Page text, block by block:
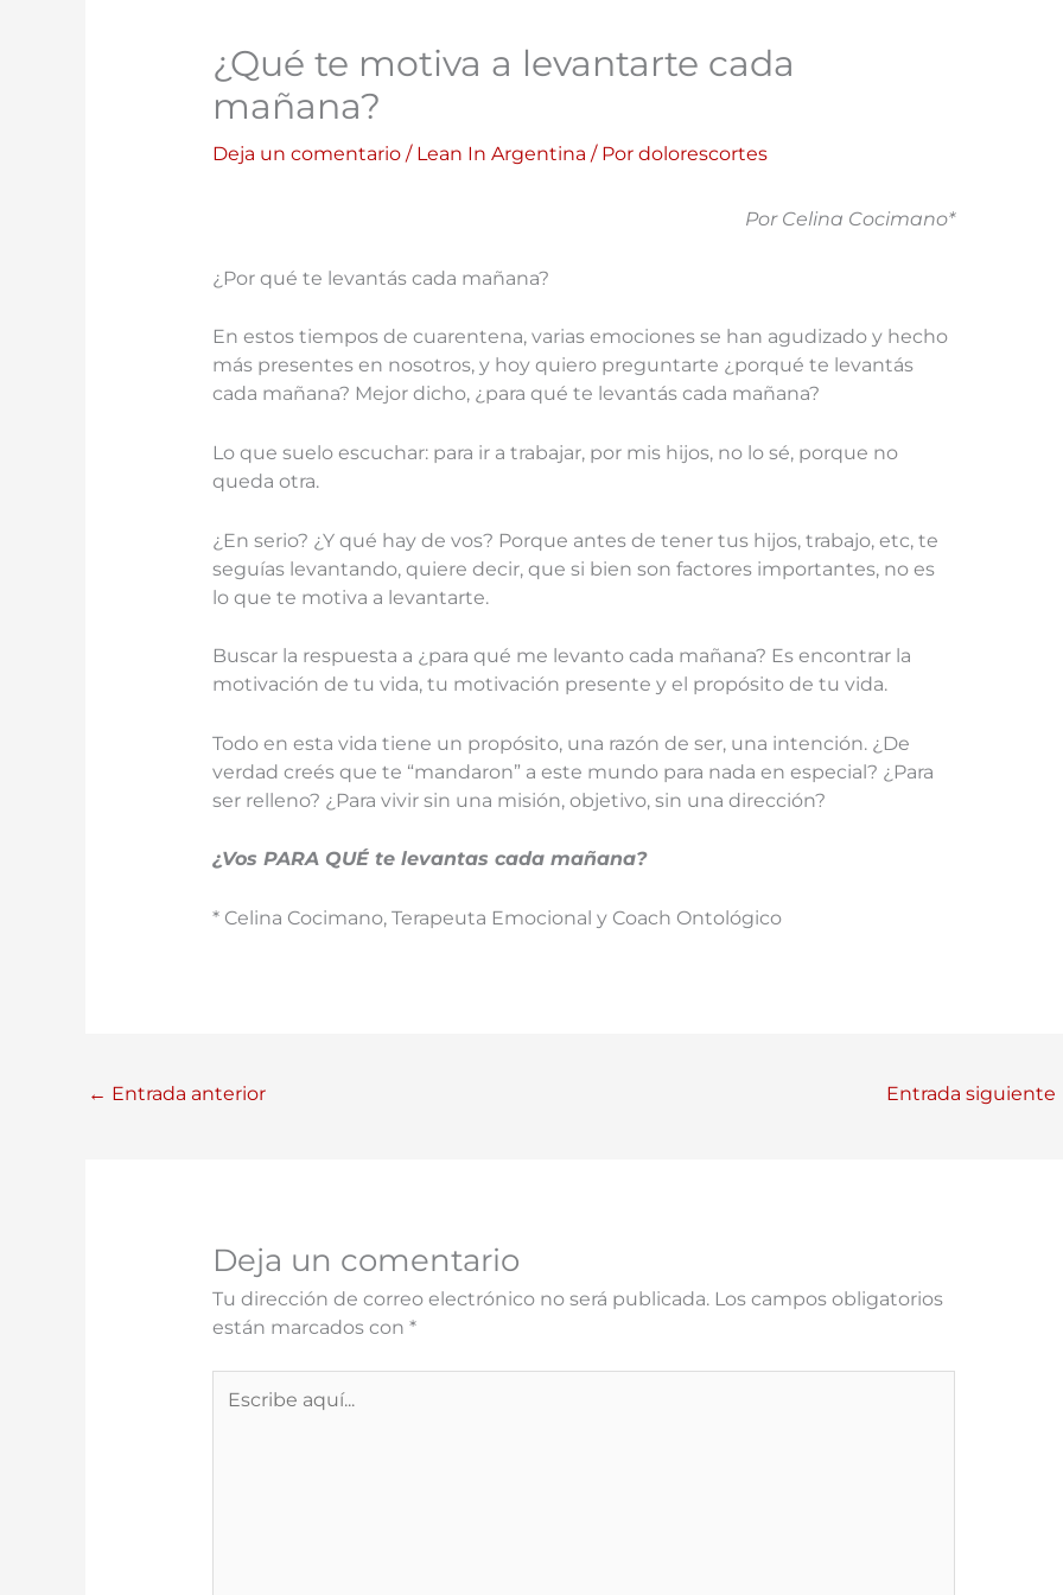
¿Qué te motiva a levantarte cada
mañana?
Deja un comentario / Lean In Argentina / Por dolorescortes
Por Celina Cocimano*
¿Por qué te levantás cada mañana?
En estos tiempos de cuarentena, varias emociones se han agudizado y hecho
más presentes en nosotros, y hoy quiero preguntarte ¿porqué te levantás
cada mañana? Mejor dicho, ¿para qué te levantás cada mañana?
Lo que suelo escuchar: para ir a trabajar, por mis hijos, no lo sé, porque no
queda otra.
¿En serio? ¿Y qué hay de vos? Porque antes de tener tus hijos, trabajo, etc, te
seguías levantando, quiere decir, que si bien son factores importantes, no es
lo que te motiva a levantarte.
Buscar la respuesta a ¿para qué me levanto cada mañana? Es encontrar la
motivación de tu vida, tu motivación presente y el propósito de tu vida.
Todo en esta vida tiene un propósito, una razón de ser, una intención. ¿De
verdad creés que te “mandaron” a este mundo para nada en especial? ¿Para
ser relleno? ¿Para vivir sin una misión, objetivo, sin una dirección?
¿Vos PARA QUÉ te levantas cada mañana?
* Celina Cocimano, Terapeuta Emocional y Coach Ontológico
← Entrada anterior Entrada siguiente
Deja un comentario
Tu dirección de correo electrónico no será publicada. Los campos obligatorios
están marcados con *
aquí...